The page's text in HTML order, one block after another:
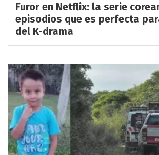
Furor en Netflix: la serie
episodios que es perfecta
del K-drama